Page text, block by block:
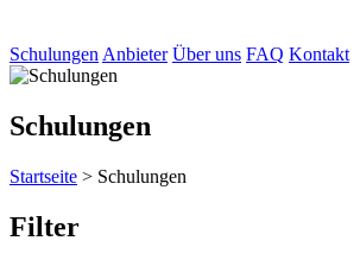
Schulungen Anbieter Über uns FAQ Kontakt
Schulungen
Startseite > Schulungen
Filter